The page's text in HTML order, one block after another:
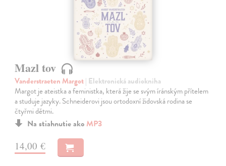
Mazl tov
Vanderstraeten Margot| Elektronická audiokniha
Margot je ateistka a feministka, která žije se svým íránským přítelem
a studuje jazyky. Schneiderovi jsou ortodoxní židovská rodina se
čtyřmi dětmi.
Na stiahnutie ako MP3
14,00 €